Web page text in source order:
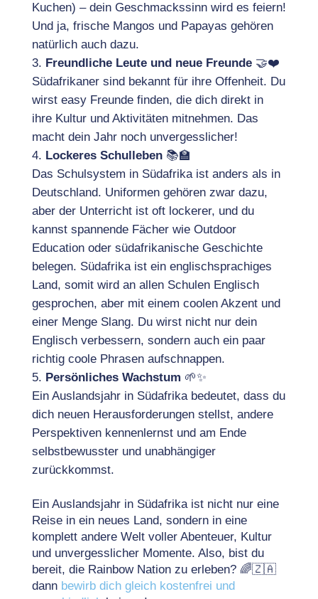
Kuchen) – dein Geschmackssinn wird es feiern!
Und ja, frische Mangos und Papayas gehören
natürlich auch dazu.
Freundliche Leute und neue Freunde🤝❤️
Südafrikaner sind bekannt für ihre Offenheit. Du
wirst easy Freunde finden, die dich direkt in
ihre Kultur und Aktivitäten mitnehmen. Das
macht dein Jahr noch unvergesslicher!
Lockeres Schulleben📚🏫
Das Schulsystem in Südafrika ist anders als in
Deutschland. Uniformen gehören zwar dazu,
aber der Unterricht ist oft lockerer, und du
kannst spannende Fächer wie Outdoor
Education oder südafrikanische Geschichte
belegen. Südafrika ist ein englischsprachiges
Land, somit wird an allen Schulen Englisch
gesprochen, aber mit einem coolen Akzent und
einer Menge Slang. Du wirst nicht nur dein
Englisch verbessern, sondern auch ein paar
richtig coole Phrasen aufschnappen.
Persönliches Wachstum 🌱✨
Ein Auslandsjahr in Südafrika bedeutet, dass du
dich neuen Herausforderungen stellst, andere
Perspektiven kennenlernst und am Ende
selbstbewusster und unabhängiger
zurückkommst.
Ein Auslandsjahr in Südafrika ist nicht nur eine
Reise in ein neues Land, sondern in eine
komplett andere Welt voller Abenteuer, Kultur
und unvergesslicher Momente. Also, bist du
bereit, die Rainbow Nation zu erleben? 🌈🇿🇦
dann bewirb dich gleich kostenfrei und